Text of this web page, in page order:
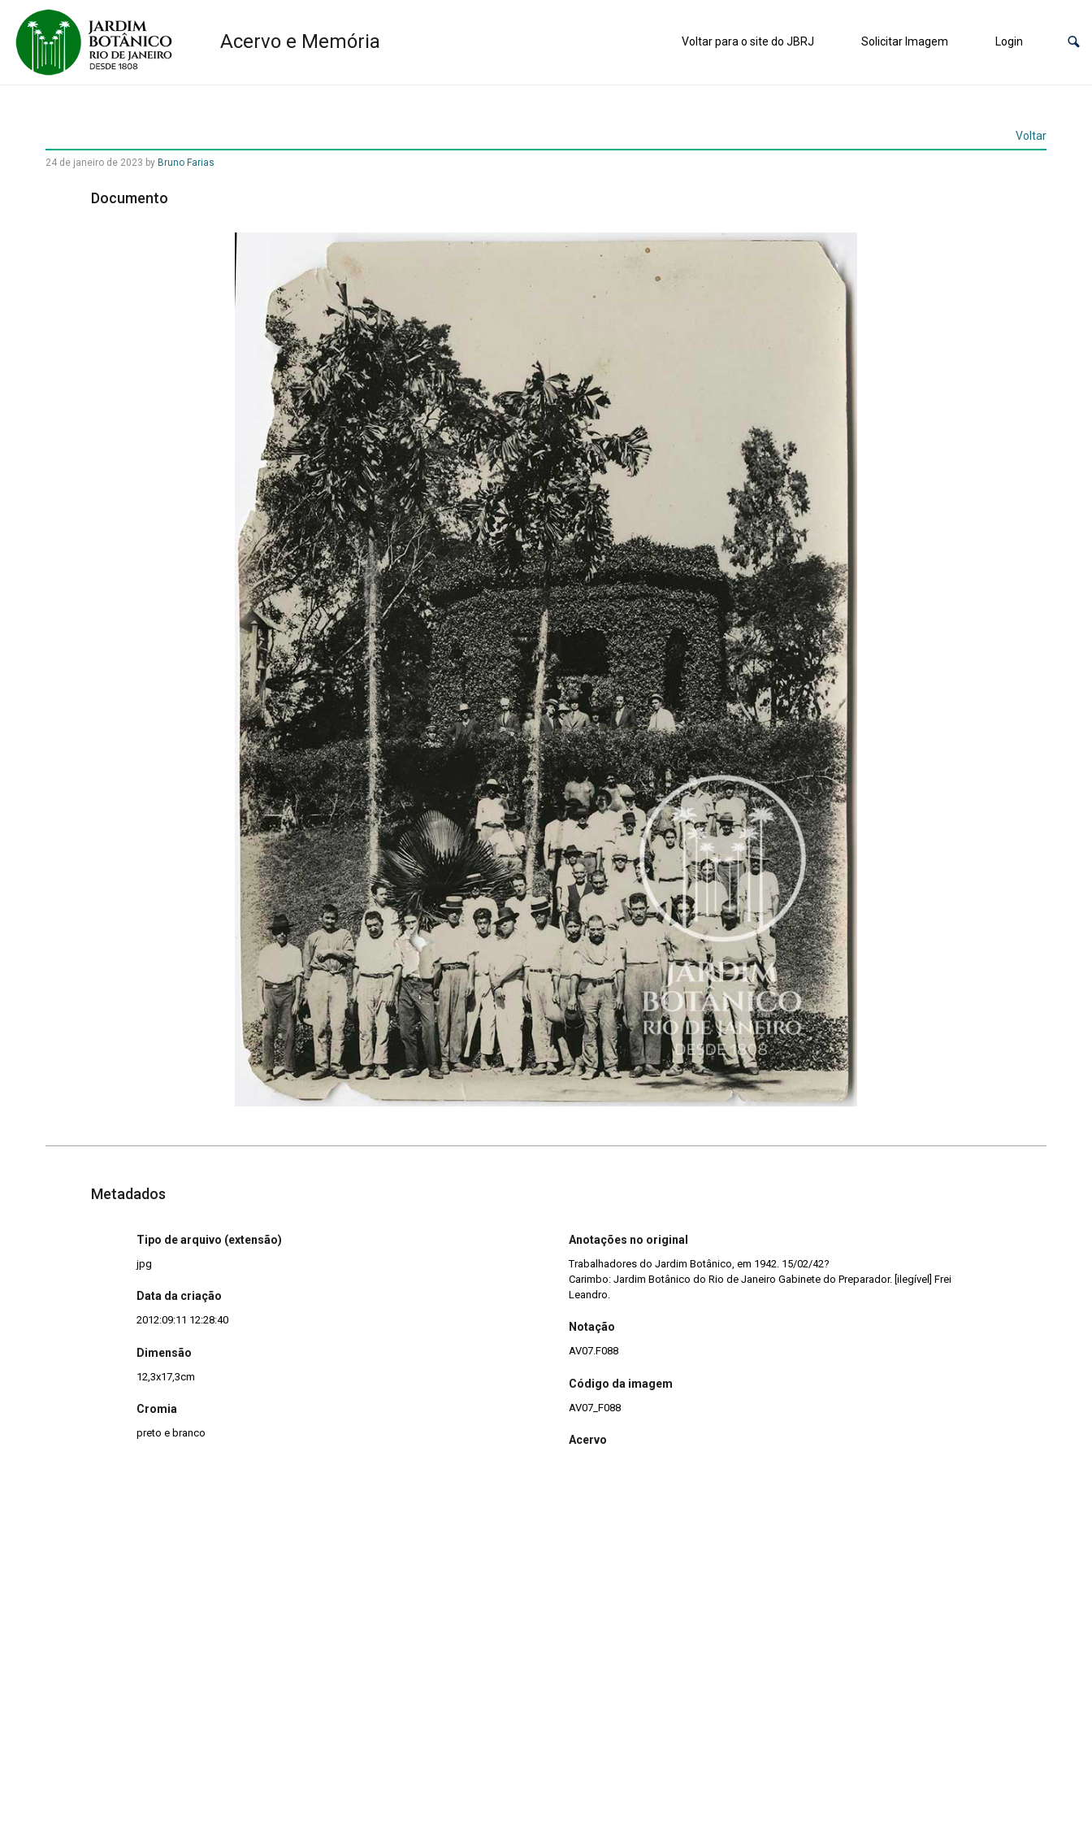
Acervo e Memória Voltar para o site do JBRJ Solicitar Imagem Login
Voltar
24 de janeiro de 2023 by Bruno Farias
Documento
Metadados
Tipo de arquivo (extensão)
jpg
Data da criação
2012:09:11 12:28:40
Dimensão
12,3x17,3cm
Cromia
preto e branco
Anotações no original
Trabalhadores do Jardim Botânico, em 1942. 15/02/42?
Carimbo: Jardim Botânico do Rio de Janeiro Gabinete do Preparador. [ilegível] Frei
Leandro.
Notação
AV07.F088
Código da imagem
AV07_F088
Acervo